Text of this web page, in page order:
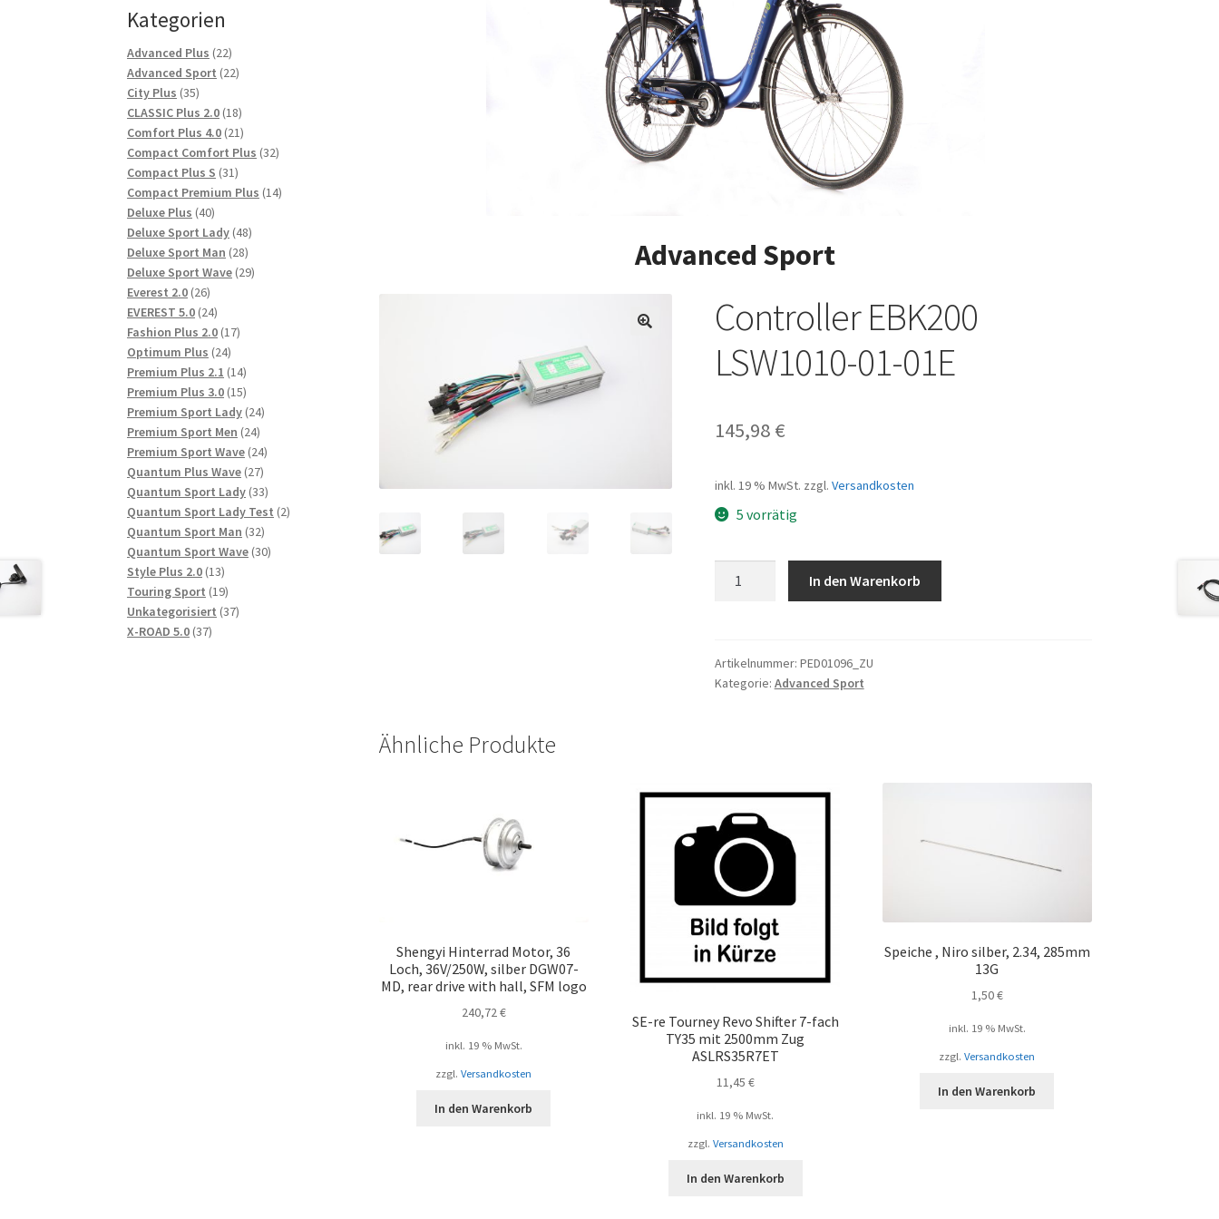
Advanced Sport
Controller EBK200
LSW1010-01-01E
145,98 €
inkl. 19 % MwSt. zzgl. Versandkosten
5 vorrätig
01E
Menge
In den Warenkorb
Artikelnummer: PED01096_ZU
Kategorie: Advanced Sport
Ähnliche Produkte
Shengyi Hinterrad Motor, 36
Loch, 36V/250W, silber DGW07-
MD, rear drive with hall, SFM logo
240,72€
inkl. 19 % MwSt.
zzgl.Versandkosten
In den Warenkorb
SE-re Tourney Revo Shifter 7-fach
TY35 mit 2500mm Zug
ASLRS35R7ET
11,45 €
inkl. 19 % MwSt.
zzgl. Versandkosten
In den Warenkorb
Speiche , Niro silber, 2.34, 285mm
13G
1,50€
inkl. 19 % MwSt.
zzgl.Versandkosten
In den Warenkorb
Kategorien
Advanced Plus 2222
Produkte
Advanced Sport 2222
City Plus 3535
Produkte
CLASSIC Plus 2.0 1818
Produkte
Comfort Plus 4.0 2121
Produkte
Compact Comfort Plus 3232
Compact Plus S 3131
Produkte
Compact Premium Plus 1414
Deluxe Plus 4040
Produkte
Deluxe Sport Lady 4848
Deluxe Sport Man 2828
Produkte
Deluxe Sport Wave 2929
Everest 2.0 2626
Produkte
EVEREST 5.0 2424
Produkte
Fashion Plus 2.0 1717
Optimum Plus 2424
Produkte
Premium Plus 2.1 1414
Produkte
Premium Plus 3.0 1515
Produkte
Premium Sport Lady 2424
Premium Sport Men 2424
Produkte
Premium Sport Wave 2424
Quantum Plus Wave 2727
Produkte
Quantum Sport Lady 3333
Produkte
Quantum Sport Lady Test 22
Quantum Sport Man 3232
Produkte
Quantum Sport Wave 3030
Style Plus 2.0 1313
Produkte
Touring Sport 1919
Produkte
Unkategorisiert 3737
X-ROAD 5.0 3737